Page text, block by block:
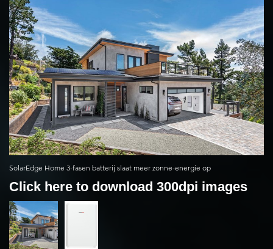
SolarEdge Home 3-fasen batterij slaat meer zonne-energie op
Click here to download 300dpi images